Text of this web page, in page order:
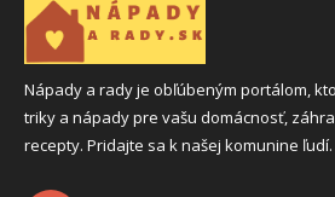
Nápady a rady je obľúbeným portálom,
triky a nápady pre vašu domácnosť,
recepty. Pridajte sa k našej komunine ľudí.